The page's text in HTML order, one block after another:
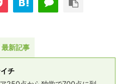
最新記事
チ